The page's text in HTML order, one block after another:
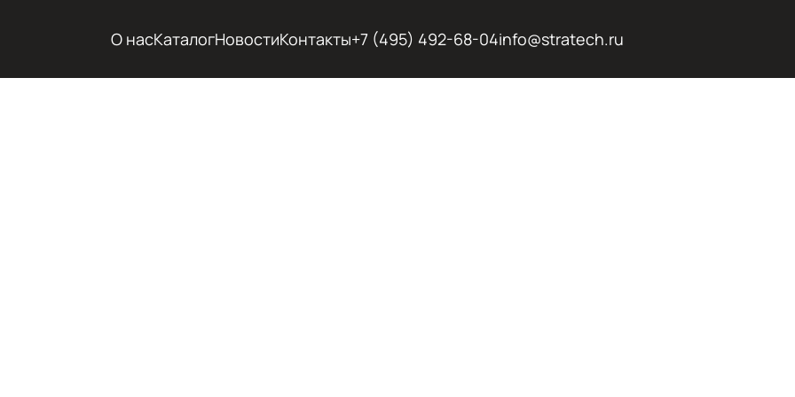
О насКаталогНовостиКонтакты+7 (495) 492-68-04info@stratech.ru